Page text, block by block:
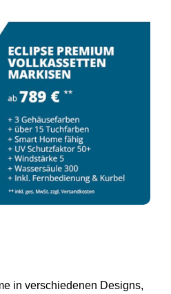
in verschiedenen Designs,